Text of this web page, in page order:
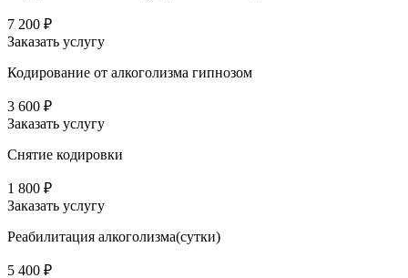
7 200 ₽
Заказать услугу
Кодирование от алкоголизма гипнозом
3 600 ₽
Заказать услугу
Снятие кодировки
1 800 ₽
Заказать услугу
Реабилитация алкоголизма(cутки)
5 400 ₽